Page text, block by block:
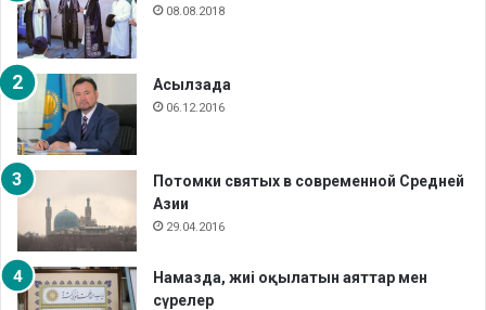
08.08.2018
Асылзада
06.12.2016
Потомки святых в современной Средней
Азии
29.04.2016
Намазда, жиі оқылатын аяттар мен
сүрелер